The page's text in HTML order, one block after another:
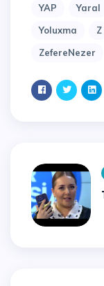
YAP
Yaral
Yoluxma
Z
ZefereNezer